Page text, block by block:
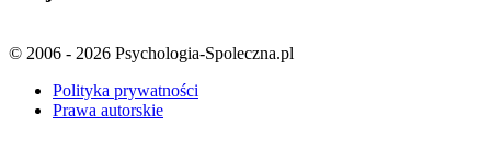
© 2006 - 2026 Psychologia-Spoleczna.pl
Polityka prywatności
Prawa autorskie